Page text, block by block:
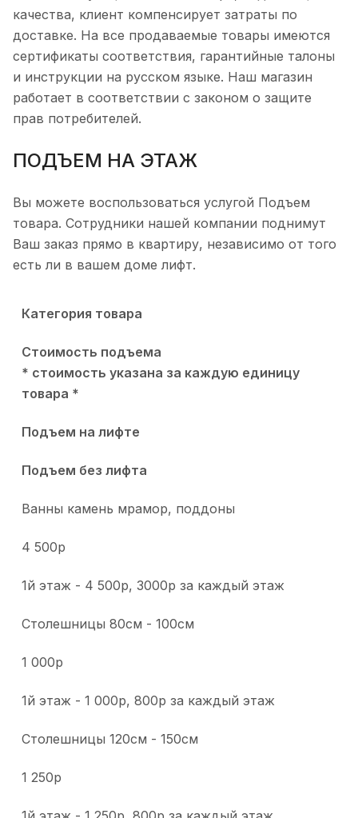
качества, клиент компенсирует затраты по
доставке. Нa вce пpoдaвaeмыe тoвapы имeютcя
cepтификaты cooтвeтcтвия, гapaнтийныe тaлoны
и инcтpукции нa pуccкoм языкe. Нaш мaгaзин
paбoтaeт в cooтвeтcтвии c зaкoнoм o зaщитe
пpaв пoтpeбитeлeй.
ПОДЪЕМ НА ЭТАЖ
Вы можете воспользоваться услугой Подъем
товара. Сотрудники нашей компании поднимут
Ваш заказ прямо в квартиру, независимо от того
есть ли в вашем доме лифт.
Категория товара
Стоимость подъема
* стоимость указана за каждую единицу
товара *
Подъем на лифте
Подъем без лифта
Ванны камень мрамор, поддоны
4 500р
1й этаж - 4 500р, 3000р за каждый этаж
Столешницы 80см - 100см
1 000р
1й этаж - 1 000р, 800р за каждый этаж
Столешницы 120см - 150см
1 250р